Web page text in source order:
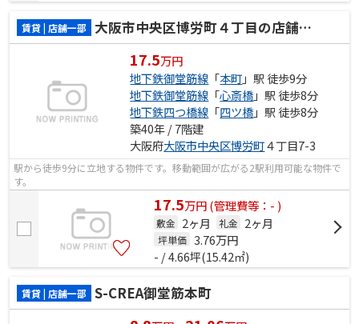
賃貸 | 店舗一部 大阪市中央区博労町４丁目の店舗一部
17.5万円
地下鉄御堂筋線 「本町」駅 徒歩9分
地下鉄御堂筋線 「心斎橋」駅 徒歩8分
地下鉄四つ橋線 「四ツ橋」駅 徒歩8分
築40年 / 7階建
大阪府大阪市中央区博労町４丁目7-3
駅から徒歩9分に立地する物件です。移動範囲が広がる2駅利用可能な物件で
す。
17.5万円(管理費等：- )
敷金 2ヶ月 礼金 2ヶ月
坪単価 3.76万円
- / 4.66坪(15.42㎡)
賃貸 | 店舗一部 S-CREA御堂筋本町